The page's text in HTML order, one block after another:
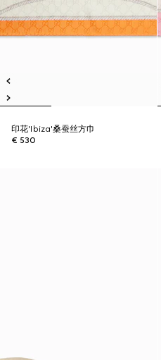
印花'Ibiza'桑蚕丝方巾
€ 530